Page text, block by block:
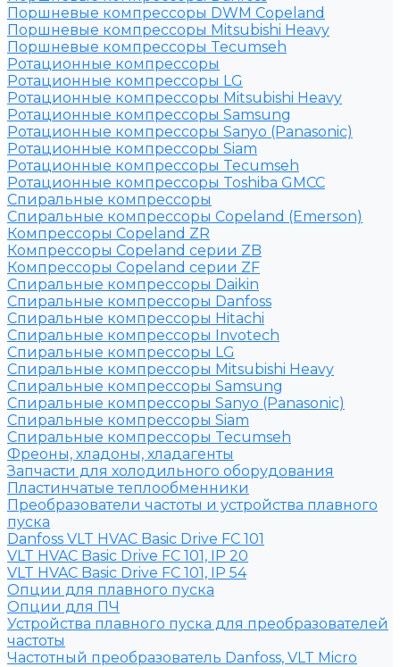
Поршневые компрессоры DWM Copeland
Поршневые компрессоры Mitsubishi Heavy
Поршневые компрессоры Tecumseh
Ротационные компрессоры
Ротационные компрессоры LG
Ротационные компрессоры Mitsubishi Heavy
Ротационные компрессоры Samsung
Ротационные компрессоры Sanyo (Panasonic)
Ротационные компрессоры Siam
Ротационные компрессоры Tecumseh
Ротационные компрессоры Toshiba GMCC
Спиральные компрессоры
Спиральные компрессоры Copeland (Emerson)
Компрессоры Copeland ZR
Компрессоры Copeland серии ZB
Компрессоры Copeland серии ZF
Спиральные компрессоры Daikin
Спиральные компрессоры Danfoss
Спиральные компрессоры Hitachi
Спиральные компрессоры Invotech
Спиральные компрессоры LG
Спиральные компрессоры Mitsubishi Heavy
Спиральные компрессоры Samsung
Спиральные компрессоры Sanyo (Panasonic)
Спиральные компрессоры Siam
Спиральные компрессоры Tecumseh
Фреоны, хладоны, хладагенты
Запчасти для холодильного оборудования
Пластинчатые теплообменники
Преобразователи частоты и устройства плавного
пуска
Danfoss VLT HVAC Basic Drive FC 101
VLT HVAC Basic Drive FC 101, IP 20
VLT HVAC Basic Drive FC 101, IP 54
Опции для плавного пуска
Опции для ПЧ
Устройства плавного пуска для преобразователей
частоты
Частотный преобразователь Danfoss, VLT Micro